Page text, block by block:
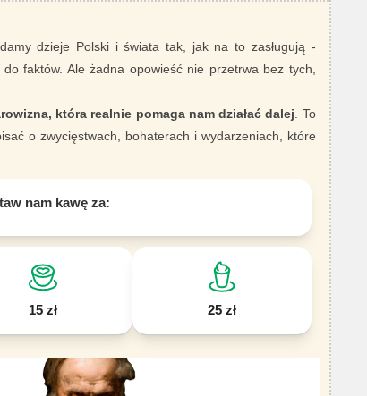
dzieje Polski i świata tak, jak na to zasługują -
faktów. Ale żadna opowieść nie przetrwa bez tych,
która realnie pomaga nam działać dalej . To
o zwycięstwach, bohaterach i wydarzeniach, które
nam kawę za:
15 zł 25 zł